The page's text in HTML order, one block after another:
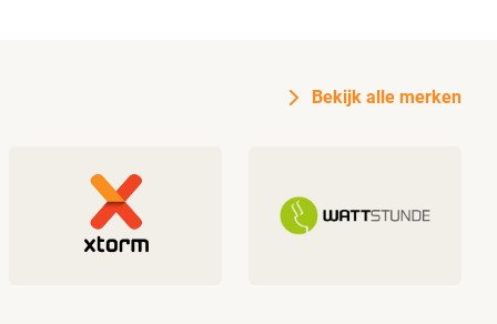
Bekijk alle merken